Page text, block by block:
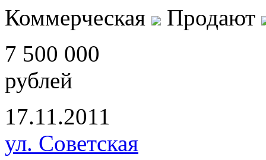
Коммерческая
Продают
7 500 000
рублей
17.11.2011
ул. Советская